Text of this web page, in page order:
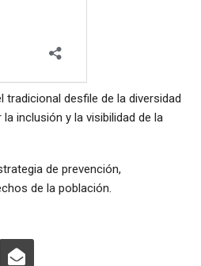
desfile de la diversidad
inclusión y la visibilidad de la
de prevención,
de la población.